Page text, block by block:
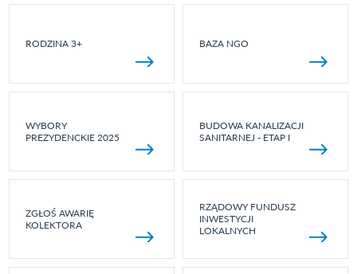
RODZINA 3+ BAZA NGO
WYBORY
PREZYDENCKIE 2025
BUDOWA KANALIZACJI
SANITARNEJ - ETAP I
ZGŁOŚ AWARIĘ
KOLEKTORA
RZĄDOWY FUNDUSZ
INWESTYCJI
LOKALNYCH